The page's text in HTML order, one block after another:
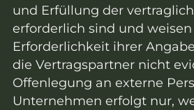
und Erfüllung der
erforderlich sind und
Erforderlichkeit ihrer
die Vertragspartner nicht
Offenlegung an externe
Unternehmen erfolgt nur,